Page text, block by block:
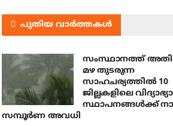
പുതിയ വാർത്തകൾ
സംസ്ഥാനത്ത്
മഴ തുടരുന്ന
സാഹചര്യത്തിൽ 10
ജില്ലകളിലെ
സ്ഥാപനങ്ങൾക്ക്
സമ്പൂർണ അവധി